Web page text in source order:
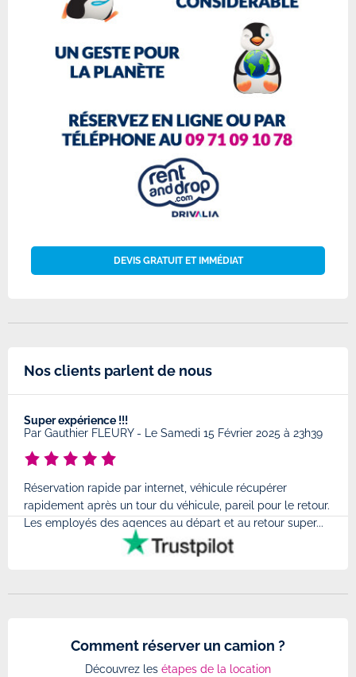
DEVIS GRATUIT ET IMMÉDIAT
Nos clients parlent de nous
Super expérience !!!
Par Gauthier FLEURY- Le Samedi 15 Février 2025 à 23h39
Réservation rapide par internet, véhicule récupérer
rapidement après un tour du véhicule, pareil pour le retour.
Les employés des agences au départ et au retour super...
Comment réserver un camion ?
Découvrez les étapes de la location